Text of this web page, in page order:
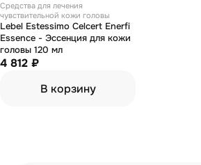
Средства для лечения
чувствительной кожи головы
Lebel Estessimo Celcert Enerfi
Essence - Эссенция для кожи
головы 120 мл
4 812 ₽
В корзину